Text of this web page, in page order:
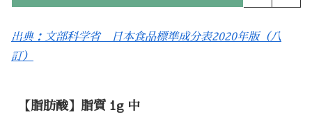
出典：文部科学省 日本食品標準成分表2020年版（八
訂）
【脂肪酸】脂質 1g 中